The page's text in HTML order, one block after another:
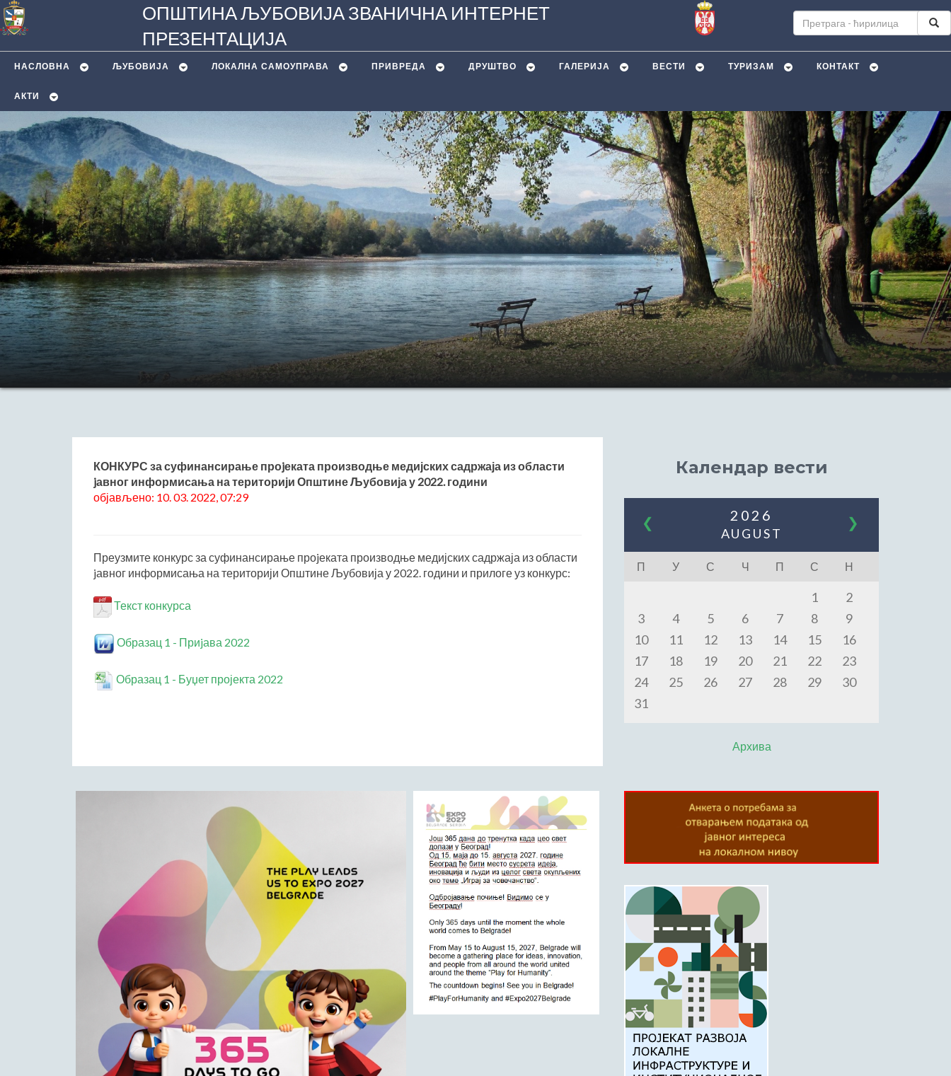
ОПШТИНА ЉУБОВИЈА ЗВАНИЧНА ИНТЕРНЕТ
ПРЕЗЕНТАЦИЈА
НАСЛОВНА ЉУБОВИЈA ЛОКАЛНА САМОУПРАВА ПРИВРЕДА ДРУШТВО ГАЛЕРИЈА ВЕСТИ ТУРИЗАМ КОНТАКТ
АКТИ
КОНКУРС за суфинансирање проjеката производње медијских садржаја из области
jавног информисања на територији Општине Љубовија у 2022. години
објављено: 10. 03. 2022, 07:29
Преузмите конкурс за суфинансирање проjеката производње медијских садржаја из области
jавног информисања на територији Општине Љубовија у 2022. години и прилоге уз конкурс:
Текст конкурса
Образац 1 - Приjава 2022
Образац 1 - Буџет пројекта 2022
Календар вести
❮ ❯
2026
AUGUST
П У С Ч П С Н
1
2
3
4 5 6 7 8
9
10
11 12 13 14 15
16
17
18 19 20 21 22
23
24
25 26 27 28 29
30
31
Архива